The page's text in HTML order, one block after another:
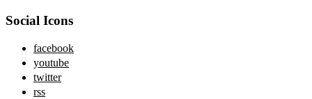
Social Icons
facebook
youtube
twitter
rss